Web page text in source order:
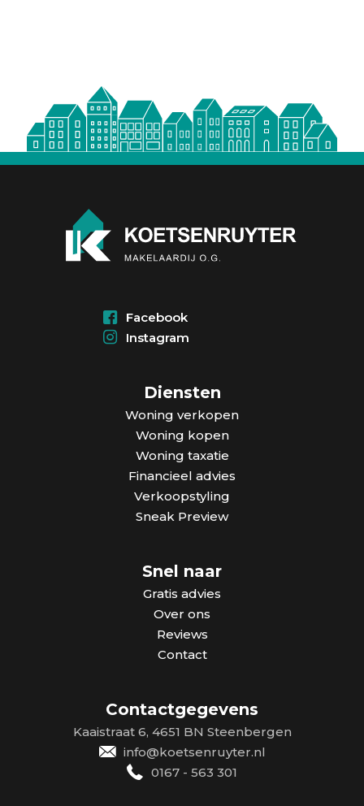
Facebook
Instagram
Diensten
Woning verkopen
Woning kopen
Woning taxatie
Financieel advies
Verkoopstyling
Sneak Preview
Snel naar
Gratis advies
Over ons
Reviews
Contact
Contactgegevens
Kaaistraat 6, 4651 BN Steenbergen
info@koetsenruyter.nl
0167 - 563 301